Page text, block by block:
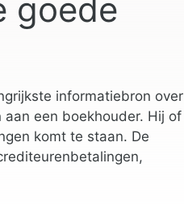
goede
informatiebron over
een boekhouder. Hij of
komt te staan. De